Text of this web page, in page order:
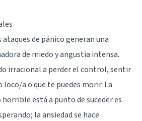
de pánico generan una
de miedo y angustia intensa.
irracional a perder el control, sentir
a o que te puedes morir. La
horrible está a punto de suceder es
la ansiedad se hace